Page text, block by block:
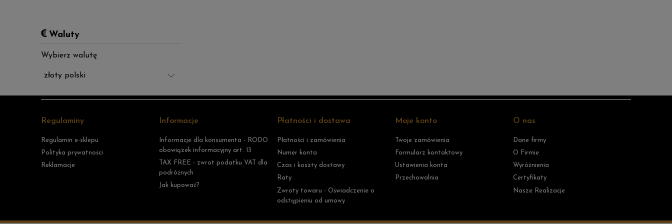
Waluty
Wybierz walutę
Regulaminy
Regulamin e-sklepu
Polityka prywatności
Reklamacje
Informacje
Informacje dla konsumenta - RODO
obowiązek informacyjny art. 13
TAX FREE - zwrot podatku VAT dla
podróżnych
Jak kupować?
Płatności i dostawa
Płatności i zamówienia
Numer konta
Czas i koszty dostawy
Raty
Zwroty towaru - Oświadczenie o
odstąpieniu od umowy
Moje konto
Twoje zamówienia
Formularz kontaktowy
Ustawienia konta
Przechowalnia
O nas
Dane firmy
O Firmie
Wyróżnienia
Certyfikaty
Nasze Realizacje